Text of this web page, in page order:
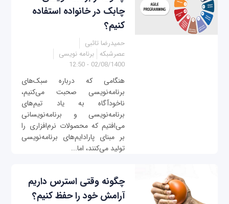
چابک در خانواده استفاده
کنیم؟
حمیدرضا تائبی
عصرشبکه برنامه نویسی
02/08/1400 - 12:50
هنگامی که درباره سبک‌های
برنامه‌نویسی صحبت می‌کنیم،
ناخودآگاه به یاد تیم‌های
برنامه‌نویسی و برنامه‌نویسانی
می‌افتیم که محصولات نرم‌افزاری را
بر مبنای پارادایم‌های برنامه‌نویسی
تولید می‌کنند، اما...
چگونه وقتی استرس داریم
آرامش خود را حفظ کنیم؟